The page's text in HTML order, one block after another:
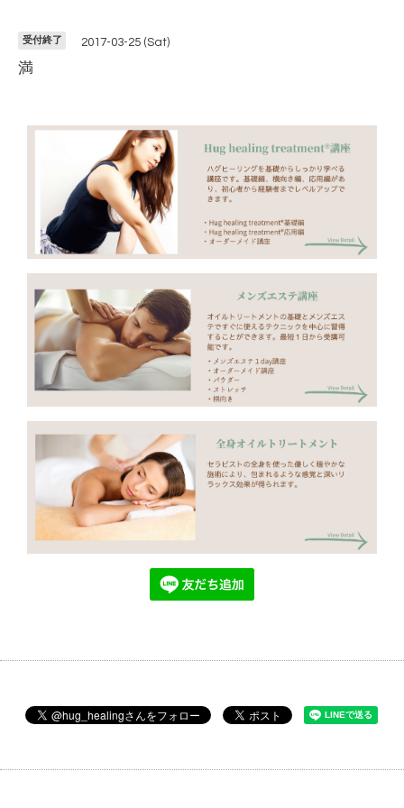
受付終了 2017-03-25 (Sat)
満